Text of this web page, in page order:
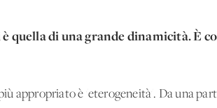
quella di una grande dinamicità. È
appropriato è 'eterogeneità'. Da una